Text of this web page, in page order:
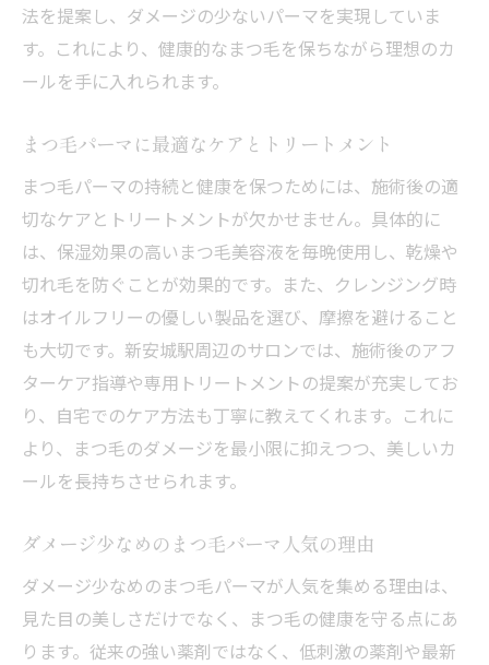
法を提案し、ダメージの少ないパーマを実現していま
す。これにより、健康的なまつ毛を保ちながら理想のカ
ールを手に入れられます。
まつ毛パーマに最適なケアとトリートメント
まつ毛パーマの持続と健康を保つためには、施術後の適
切なケアとトリートメントが欠かせません。具体的に
は、保湿効果の高いまつ毛美容液を毎晩使用し、乾燥や
切れ毛を防ぐことが効果的です。また、クレンジング時
はオイルフリーの優しい製品を選び、摩擦を避けること
も大切です。新安城駅周辺のサロンでは、施術後のアフ
ターケア指導や専用トリートメントの提案が充実してお
り、自宅でのケア方法も丁寧に教えてくれます。これに
より、まつ毛のダメージを最小限に抑えつつ、美しいカ
ールを長持ちさせられます。
ダメージ少なめのまつ毛パーマ人気の理由
ダメージ少なめのまつ毛パーマが人気を集める理由は、
見た目の美しさだけでなく、まつ毛の健康を守る点にあ
ります。従来の強い薬剤ではなく、低刺激の薬剤や最新